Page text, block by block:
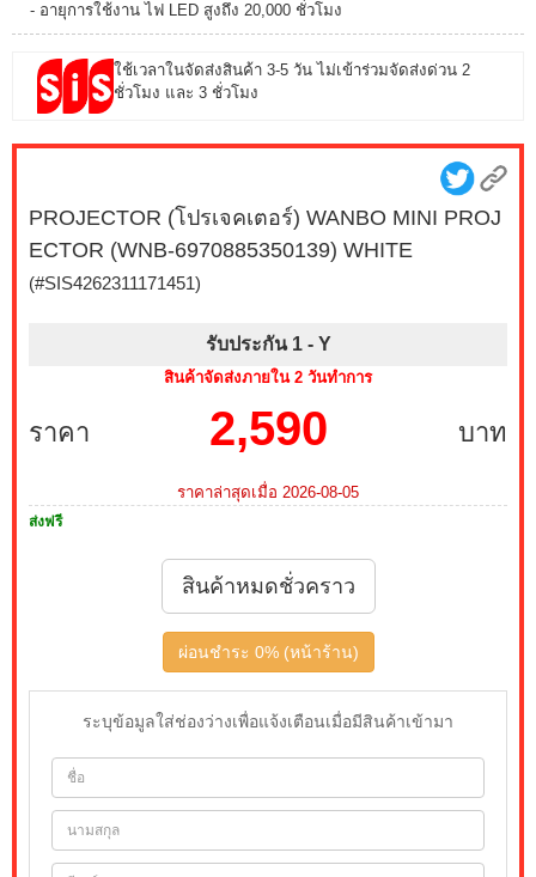
- อายุการใช้งาน ไฟ LED สูงถึง 20,000 ชั่วโมง
ใช้เวลาในจัดส่งสินค้า 3-5 วัน ไม่เข้าร่วมจัดส่งด่วน 2
ชั่วโมง และ 3 ชั่วโมง
PROJECTOR (โปรเจคเตอร์) WANBO MINI PROJ
ECTOR (WNB-6970885350139) WHITE
(#SIS4262311171451)
รับประกัน 1 - Y
สินค้าจัดส่งภายใน 2 วันทำการ
ราคา บาท
2,590
ราคาล่าสุดเมื่อ 2026-08-05
ส่งฟรี
สินค้าหมดชั่วคราว
ผ่อนชำระ 0% (หน้าร้าน)
ระบุข้อมูลใส่ช่องว่างเพื่อแจ้งเตือนเมื่อมีสินค้าเข้ามา